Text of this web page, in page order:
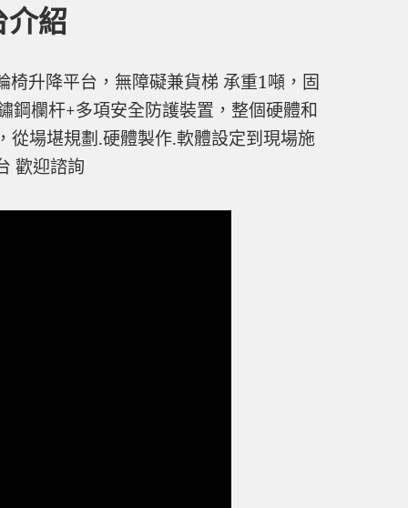
介紹
升降平台，無障礙兼貨梯 承重1噸，固
鋼欄杆+多項安全防護裝置，整個硬體和
從場堪規劃.硬體製作.軟體設定到現場施
歡迎諮詢